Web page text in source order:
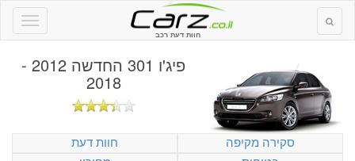
חוות דעת רכב
פיג'ו 301 החדשה 2012 -
2018
סקירה מקיפה
חוות דעת